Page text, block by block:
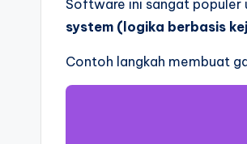
Software ini sangat populer
system (logika berbasis
Contoh langkah membuat